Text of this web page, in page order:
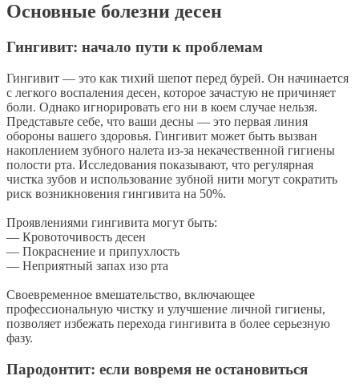
Основные болезни десен
Гингивит: начало пути к проблемам
Гингивит — это как тихий шепот перед бурей. Он начинается
с легкого воспаления десен, которое зачастую не причиняет
боли. Однако игнорировать его ни в коем случае нельзя.
Представьте себе, что ваши десны — это первая линия
обороны вашего здоровья. Гингивит может быть вызван
накоплением зубного налета из-за некачественной гигиены
полости рта. Исследования показывают, что регулярная
чистка зубов и использование зубной нити могут сократить
риск возникновения гингивита на 50%.
Проявлениями гингивита могут быть:
— Кровоточивость десен
— Покраснение и припухлость
— Неприятный запах изо рта
Своевременное вмешательство, включающее
профессиональную чистку и улучшение личной гигиены,
позволяет избежать перехода гингивита в более серьезную
фазу.
Пародонтит: если вовремя не остановиться